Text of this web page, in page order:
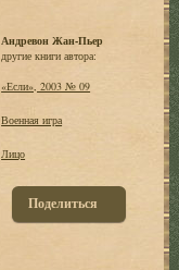
Андревон Жан-Пьер
другие книги автора:
«Если», 2003 № 09
Военная игра
Лицо
Поделиться